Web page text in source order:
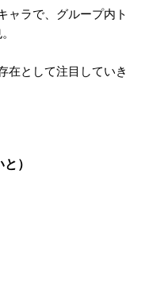
ャラで、グループ内ト
在として注目していき
）